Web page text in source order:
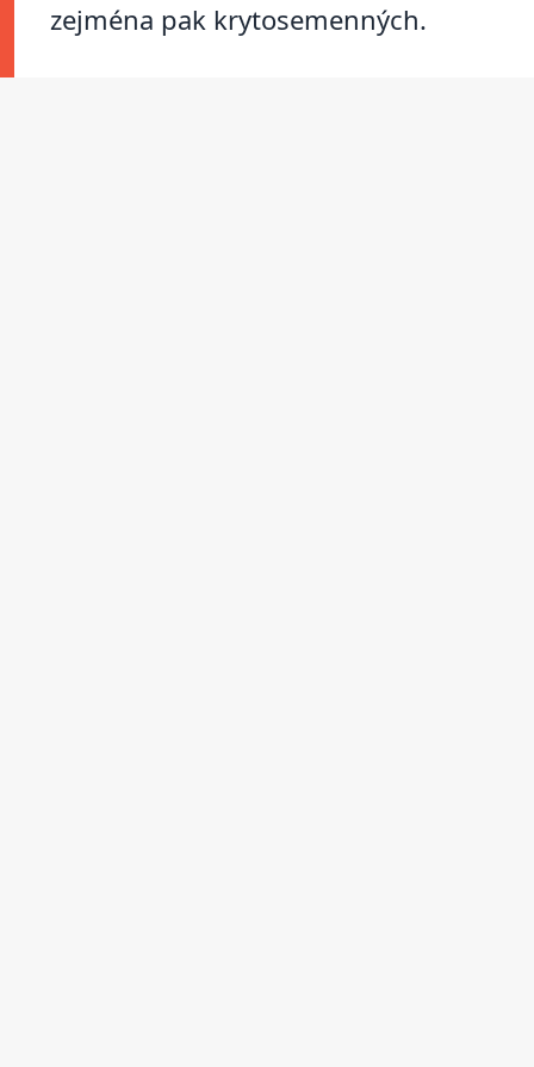
zejména pak krytosemenných.